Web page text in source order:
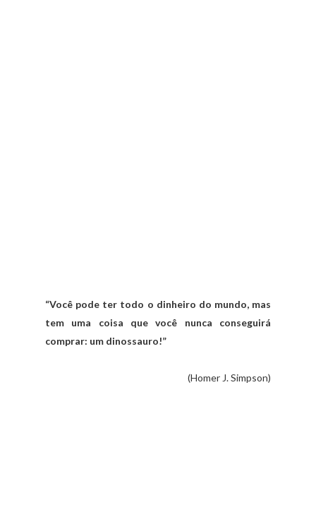
“Você pode ter todo o dinheiro do mundo, mas
tem uma coisa que você nunca conseguirá
comprar: um dinossauro!”
(Homer J. Simpson)